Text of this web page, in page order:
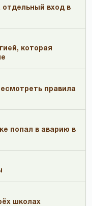
вход в
которая
правила
попал в аварию в
школах